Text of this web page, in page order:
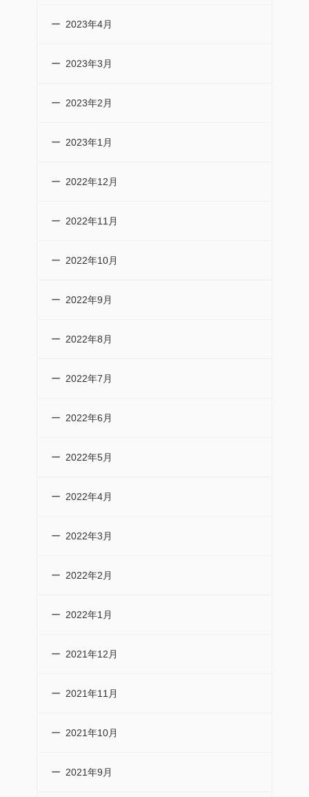
2023年4月
2023年3月
2023年2月
2023年1月
2022年12月
2022年11月
2022年10月
2022年9月
2022年8月
2022年7月
2022年6月
2022年5月
2022年4月
2022年3月
2022年2月
2022年1月
2021年12月
2021年11月
2021年10月
2021年9月